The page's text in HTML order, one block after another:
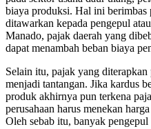
biaya produksi. Hal ini berimbas
ditawarkan kepada pengepul
Manado, pajak daerah yang
dapat menambah beban biaya
Selain itu, pajak yang
menjadi tantangan. Jika kardus
produk akhirnya pun terkena
perusahaan harus menekan
Oleh sebab itu, banyak